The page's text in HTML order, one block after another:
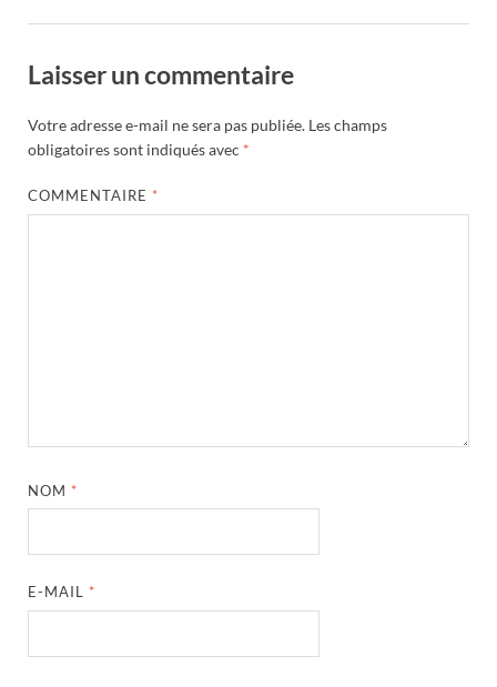
Laisser un commentaire
Votre adresse e-mail ne sera pas publiée. Les champs
obligatoires sont indiqués avec *
COMMENTAIRE *
NOM *
E-MAIL *